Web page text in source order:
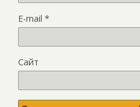
E-mail *
Сайт